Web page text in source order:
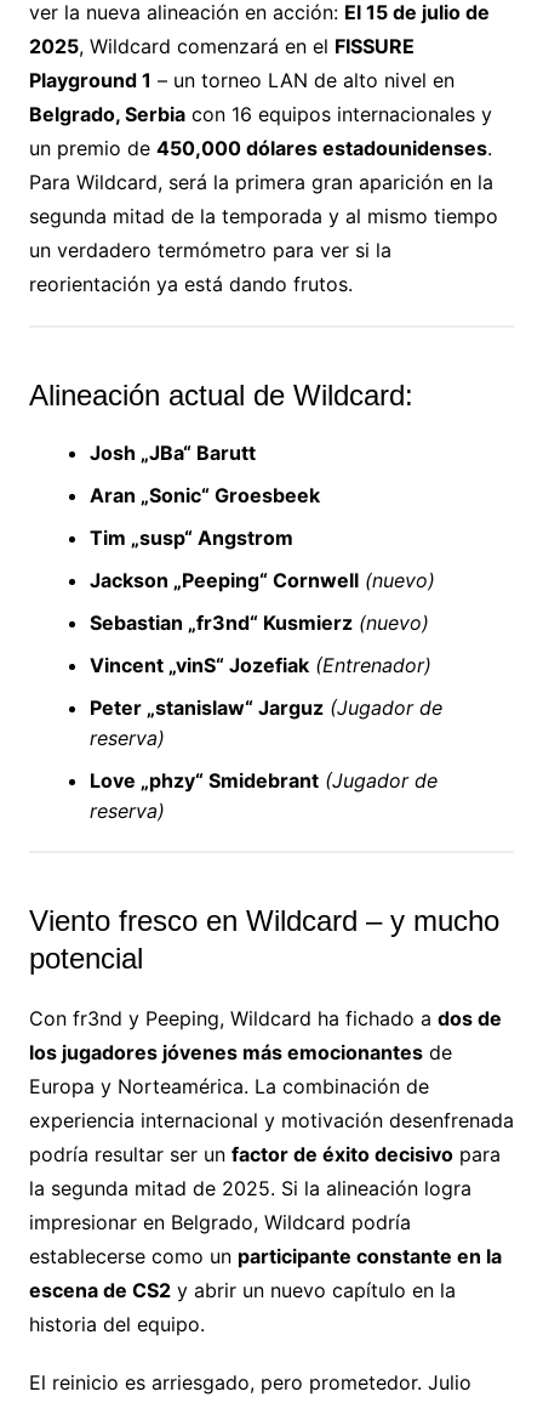
ver la nueva alineación en acción: El 15 de julio de
2025, Wildcard comenzará en el FISSURE
Playground 1 – un torneo LAN de alto nivel en
Belgrado, Serbiacon 16 equipos internacionales y
un premio de 450,000 dólares estadounidenses.
Para Wildcard, será la primera gran aparición en la
segunda mitad de la temporada y al mismo tiempo
un verdadero termómetro para ver si la
reorientación ya está dando frutos.
Alineación actual de Wildcard:
Josh „JBa“ Barutt
Aran „Sonic“ Groesbeek
Tim „susp“ Angstrom
Jackson „Peeping“ Cornwell (nuevo)
Sebastian „fr3nd“ Kusmierz (nuevo)
Vincent „vinS“ Jozefiak (Entrenador)
Peter „stanislaw“ Jarguz (Jugador de
reserva)
Love „phzy“ Smidebrant (Jugador de
reserva)
Viento fresco en Wildcard – y mucho
potencial
Con fr3nd y Peeping, Wildcard ha fichado a dos de
los jugadores jóvenes más emocionantesde
Europa y Norteamérica. La combinación de
experiencia internacional y motivación desenfrenada
podría resultar ser un factor de éxito decisivopara
la segunda mitad de 2025. Si la alineación logra
impresionar en Belgrado, Wildcard podría
establecerse como un participante constante en la
escena de CS2y abrir un nuevo capítulo en la
historia del equipo.
El reinicio es arriesgado, pero prometedor. Julio